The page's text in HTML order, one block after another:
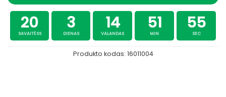
20
SAVAITĖSS
3
DIENAS
14
VALANDAS
51
MIN
54
SEC
Produkto kodas: 16011004